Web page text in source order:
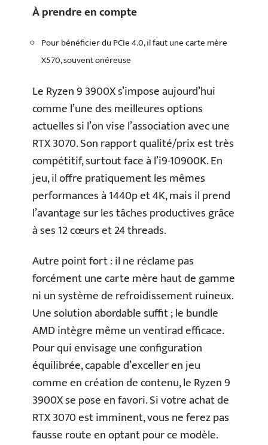
À prendre en compte
Pour bénéficier du PCIe 4.0, il faut une carte mère
X570, souvent onéreuse
Le Ryzen 9 3900X s’impose aujourd’hui
comme l’une des meilleures options
actuelles si l’on vise l’association avec une
RTX 3070. Son rapport qualité/prix est très
compétitif, surtout face à l’i9-10900K. En
jeu, il offre pratiquement les mêmes
performances à 1440p et 4K, mais il prend
l’avantage sur les tâches productives grâce
à ses 12 cœurs et 24 threads.
Autre point fort : il ne réclame pas
forcément une carte mère haut de gamme
ni un système de refroidissement ruineux.
Une solution abordable suffit ; le bundle
AMD intègre même un ventirad efficace.
Pour qui envisage une configuration
équilibrée, capable d’exceller en jeu
comme en création de contenu, le Ryzen 9
3900X se pose en favori. Si votre achat de
RTX 3070 est imminent, vous ne ferez pas
fausse route en optant pour ce modèle.